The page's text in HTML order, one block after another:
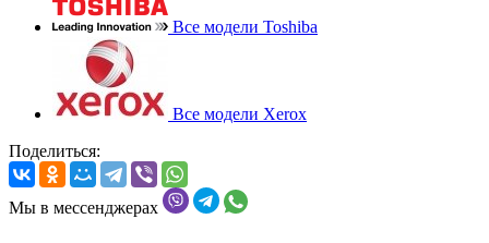
Все модели Toshiba
Все модели Xerox
Поделиться:
Мы в мессенджерах